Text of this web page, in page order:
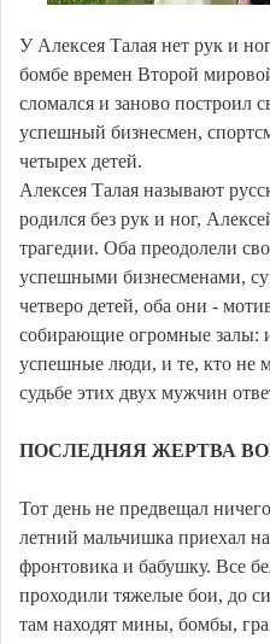
У Алексея Талая нет рук и
бомбе времен Второй
сломался и заново построил
успешный бизнесмен,
четырех детей.
Алексея Талая называют
родился без рук и ног,
трагедии. Оба преодолели
успешными бизнесменами,
четверо детей, оба они -
собирающие огромные залы:
успешные люди, и те, кто не
судьбе этих двух мужчин
ПОСЛЕДНЯЯ ЖЕРТВА
Тот день не предвещал
летний мальчишка приехал
фронтовика и бабушку. Все
проходили тяжелые бои, до
там находят мины, бомбы,